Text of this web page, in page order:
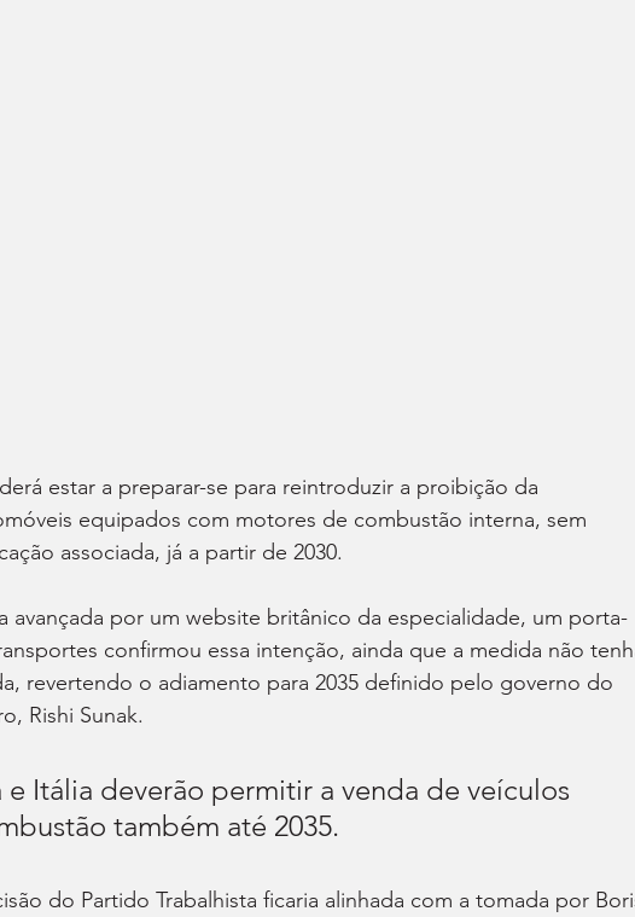
estar a preparar-se para reintroduzir a proibição da
equipados com motores de combustão interna, sem
associada, já a partir de 2030.
avançada por um website britânico da especialidade, um porta-
confirmou essa intenção, ainda que a medida não
revertendo o adiamento para 2035 definido pelo governo do
Rishi Sunak.
e Itália deverão permitir a venda de veículos
também até 2035.
do Partido Trabalhista ficaria alinhada com a tomada por